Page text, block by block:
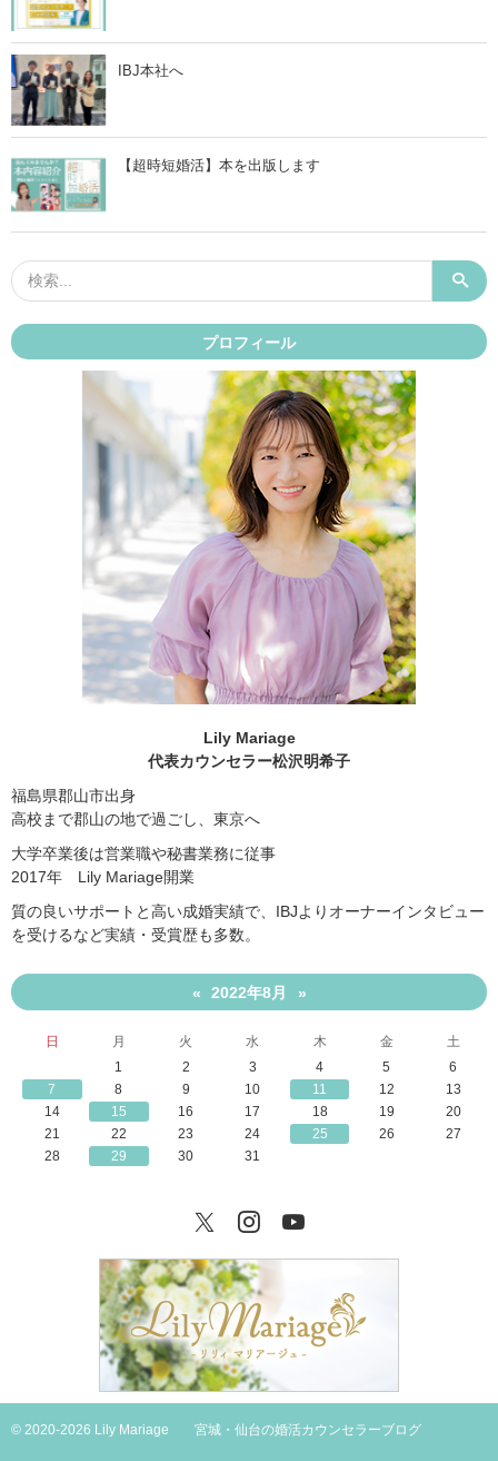
IBJ本社へ
【超時短婚活】本を出版します
プロフィール
Lily Mariage
代表カウンセラー松沢明希子
福島県郡山市出身
高校まで郡山の地で過ごし、東京へ
大学卒業後は営業職や秘書業務に従事
2017年 Lily Mariage開業
質の良いサポートと高い成婚実績で、IBJよりオーナーインタビュー
を受けるなど実績・受賞歴も多数。
« 2022年8月 »
日 月 火 水 木 金
土
1
2 3 4 5
6
7
8 9 10 11 12
13
14
15 16 17 18 19
20
21
22 23 24 25 26
27
28
29 30 31
TwitterInstagram
© 2020-2026 Lily Mariage 宮城・仙台の婚活カウンセラーブログ